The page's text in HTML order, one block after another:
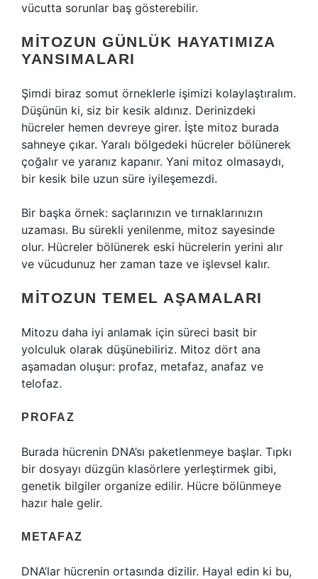
vücutta sorunlar baş gösterebilir.
MITOZUN GÜNLÜK HAYATIMIZA
YANSIMALARI
Şimdi biraz somut örneklerle işimizi kolaylaştıralım.
Düşünün ki, siz bir kesik aldınız. Derinizdeki
hücreler hemen devreye girer. İşte mitoz burada
sahneye çıkar. Yaralı bölgedeki hücreler bölünerek
çoğalır ve yaranız kapanır. Yani mitoz olmasaydı,
bir kesik bile uzun süre iyileşemezdi.
Bir başka örnek: saçlarınızın ve tırnaklarınızın
uzaması. Bu sürekli yenilenme, mitoz sayesinde
olur. Hücreler bölünerek eski hücrelerin yerini alır
ve vücudunuz her zaman taze ve işlevsel kalır.
MITOZUN TEMEL AŞAMALARI
Mitozu daha iyi anlamak için süreci basit bir
yolculuk olarak düşünebiliriz. Mitoz dört ana
aşamadan oluşur: profaz, metafaz, anafaz ve
telofaz.
PROFAZ
Burada hücrenin DNA’sı paketlenmeye başlar. Tıpkı
bir dosyayı düzgün klasörlere yerleştirmek gibi,
genetik bilgiler organize edilir. Hücre bölünmeye
hazır hale gelir.
METAFAZ
DNA’lar hücrenin ortasında dizilir. Hayal edin ki bu,